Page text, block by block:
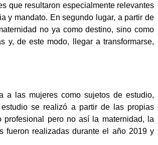
que resultaron especialmente relevantes
y mandato. En segundo lugar, a partir de
no ya como destino, sino como
y, de este modo, llegar a transformarse,
a las mujeres como sujetos de estudio,
se realizó a partir de las propias
pero no así la maternidad, la
fueron realizadas durante el año 2019 y